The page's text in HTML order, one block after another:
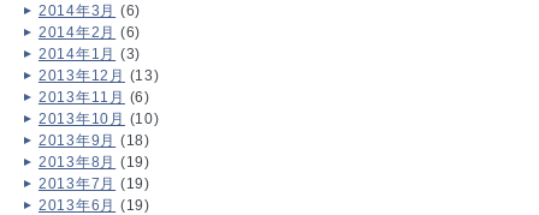
2014年3月 (6)
2014年2月 (6)
2014年1月 (3)
2013年12月 (13)
2013年11月 (6)
2013年10月 (10)
2013年9月 (18)
2013年8月 (19)
2013年7月 (19)
2013年6月 (19)